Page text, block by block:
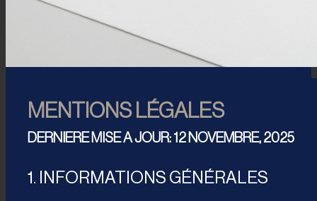
MENTIONS LÉGALES
DERNIERE MISE A JOUR: 12 NOVEMBRE, 2025
1. INFORMATIONS GÉNÉRALES